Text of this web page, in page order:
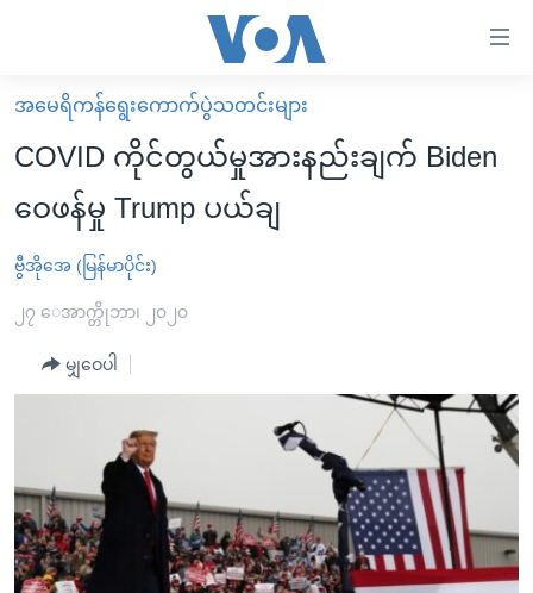
လွယ်ကူ
စေ
များ
ပင်မ
ပင်မ
အ
ညွန်း
မူလစာမျက်နှာ
မြန်မာ
ကမ္ဘာ့သတင်းများ
နိုင်ငံတကာ
အစ္စရေး-ပါလက်စတိုင်း
ဗွီဒီယို
အင်္ဂလိပ်စာလေ့လာမယ်
အမေရိကန်သုံးအီဒီယံ
မကြေးမုံရဲ့ အင်္ဂလိပ်စာ
ရုပ်ရှင်ထဲက အင်္ဂလိပ်စာ
သုတပဒေသာ အင်္ဂလိပ်စာ
အပတ်စဉ်ကဏ္ဍများ
တီဗွီ
ရေဒီယိုနှင့်ရုပ်သံ အချက်အလက်များ
ရေဒီယို/တီဗွီအစီအစဉ်
Learning English
အမေရိကန်ရွေးကောက်ပွဲသတင်းများ
COVID ကိုင်တွယ်မှုအားနည်းချက် Biden
ဝေဖန်မှု Trump ပယ်ချ
ဗွီအိုအေ (မြန်မာပိုင်း)
၂၇ ေအာက္တိုဘာ၊ ၂၀၂၀
မျှဝေပါ